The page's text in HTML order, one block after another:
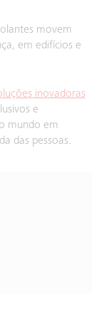
movem
em edifícios e
inovadoras
e
mundo em
das pessoas.